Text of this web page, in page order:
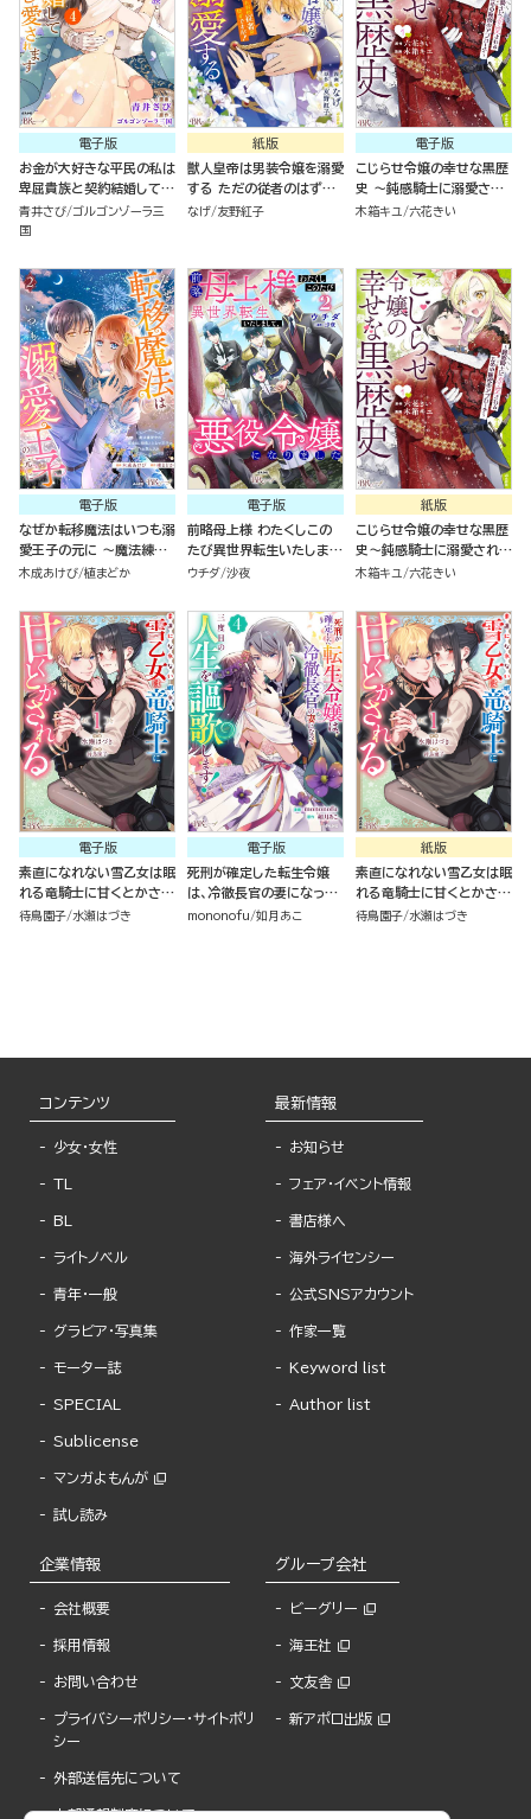
電子版
お金が大好きな平民の私は
卑屈貴族と契約結婚して愛
し愛されます コミック版
（4）
青井さび ゴルゴンゾーラ三
国
紙版
獣人皇帝は男装令嬢を溺愛
する ただの従者のはずで
すが！（１）
なげ 友野紅子
電子版
こじらせ令嬢の幸せな黒歴
史 ～鈍感騎士に溺愛され
るための秘密のアプローチ
木箱キユ 六花きい
電子版
なぜか転移魔法はいつも溺
愛王子の元に ～魔法練習
中の皇女は、初恋こじらせ
ク版 （2）
木成あけび 植まどか
電子版
前略母上様 わたくしこの
たび異世界転生いたしまし
て、悪役令嬢になりました
ウチダ 沙夜
紙版
こじらせ令嬢の幸せな黒歴
史～鈍感騎士に溺愛される
ための秘密のアプローチ～
木箱キユ 六花きい
電子版
素直になれない雪乙女は眠
れる竜騎士に甘くとかされ
る コミック版 （1）
待鳥園子 水瀬はづき
電子版
死刑が確定した転生令嬢
は、冷徹長官の妻になって
三度目の人生を謳歌しま
mononofu 如月あこ
紙版
素直になれない雪乙女は眠
れる竜騎士に甘くとかされ
る（１）
待鳥園子 水瀬はづき
コンテンツ
少女・女性
TL
BL
ライトノベル
青年・一般
グラビア・写真集
モーター誌
SPECIAL
Sublicense
マンガよもんが
試し読み
最新情報
お知らせ
フェア・イベント情報
書店様へ
海外ライセンシー
公式SNSアカウント
作家一覧
Keyword list
Author list
企業情報
会社概要
採用情報
お問い合わせ
プライバシーポリシー・サイトポリ
シー
外部送信先について
内部通報制度について
グループ会社
ビーグリー
海王社
文友舎
新アポロ出版